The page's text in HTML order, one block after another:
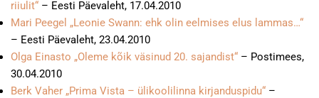
riiulit“ – Eesti Päevaleht, 17.04.2010
Mari Peegel „Leonie Swann: ehk olin eelmises elus lammas…“
– Eesti Päevaleht, 23.04.2010
Olga Einasto „Oleme kõik väsinud 20. sajandist“ – Postimees,
30.04.2010
Berk Vaher „Prima Vista – ülikoolilinna kirjanduspidu“ –